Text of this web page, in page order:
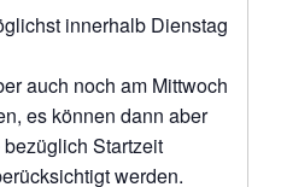
innerhalb Dienstag
auch noch am Mittwoch
es können dann aber
Startzeit
werden.